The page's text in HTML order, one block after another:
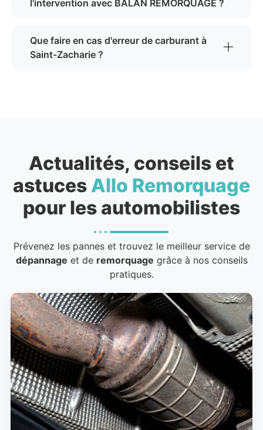
l'intervention avec BALAN REMORQUAGE ?
Que faire en cas d'erreur de carburant à
Saint-Zacharie ?
Actualités, conseils et
astuces Allo Remorquage
pour les automobilistes
Prévenez les pannes et trouvez le meilleur service de
dépannage et de remorquage grâce à nos conseils
pratiques.